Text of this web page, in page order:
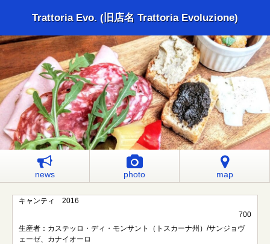
Trattoria Evo. (旧店名 Trattoria Evoluzione)
news photo map
キャンティ 2016
700
生産者：カステッロ・ディ・モンサント（トスカーナ州）/サンジョヴ
ェーゼ、カナイオーロ